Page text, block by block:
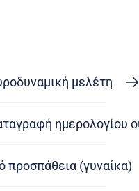
μελέτη
ημερολογίου
(γυναίκα)